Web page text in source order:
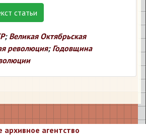
статьи
; Великая Октябрьская
революция; Годовщина
агентство